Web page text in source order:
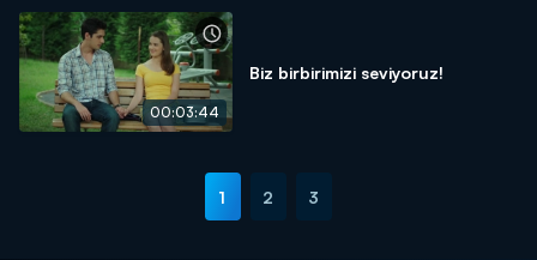
00:03:44
Biz birbirimizi seviyoruz!
1 2 3